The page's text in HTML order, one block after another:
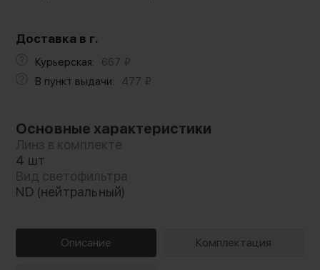
Доставка в г.
Курьерская: 667 ₽
В пункт выдачи:
477 ₽
Основные характеристики
Линз в комплекте
4 шт
Вид светофильтра
ND (нейтральный)
Описание Комплектация